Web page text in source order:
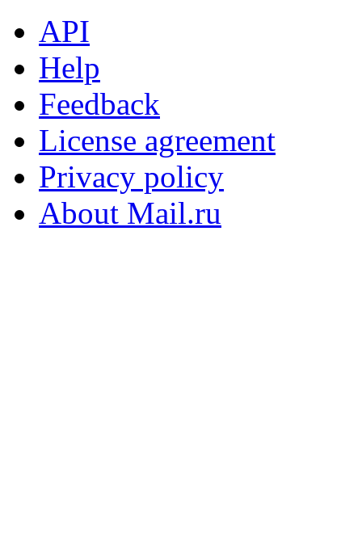
API
Help
Feedback
License agreement
Privacy policy
About Mail.ru